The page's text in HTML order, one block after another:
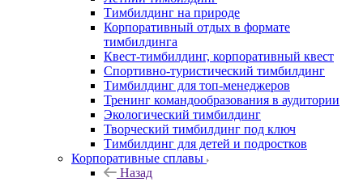
Тимбилдинг на природе
Корпоративный отдых в формате
тимбилдинга
Квест-тимбилдинг, корпоративный квест
Спортивно-туристический тимбилдинг
Тимбилдинг для топ-менеджеров
Тренинг командообразования в аудитории
Экологический тимбилдинг
Творческий тимбилдинг под ключ
Тимбилдинг для детей и подростков
Корпоративные сплавы
Назад